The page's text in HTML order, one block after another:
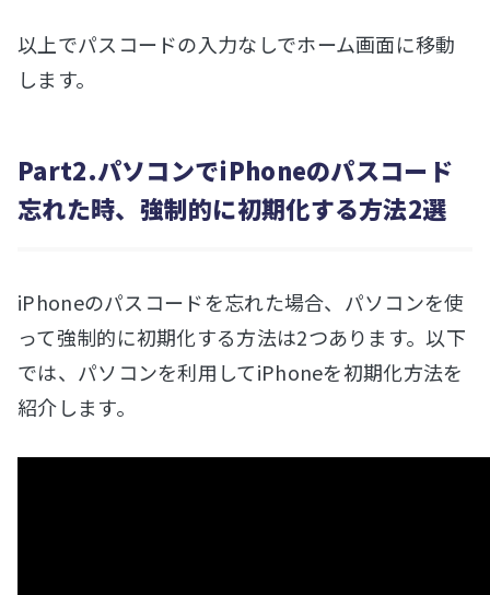
以上でパスコードの入力なしでホーム画面に移動
します。
Part2.パソコンでiPhoneのパスコード
忘れた時、強制的に初期化する方法2選
iPhoneのパスコードを忘れた場合、パソコンを使
って強制的に初期化する方法は2つあります。以下
では、パソコンを利用してiPhoneを初期化方法を
紹介します。